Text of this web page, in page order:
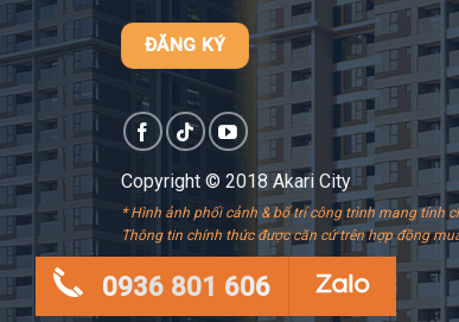
Copyright © 2018 Akari City
* Hình ảnh phối cảnh & bố trí công trình mang tính
Thông tin chính thức được căn cứ trên hợp đồng
0936 801 606